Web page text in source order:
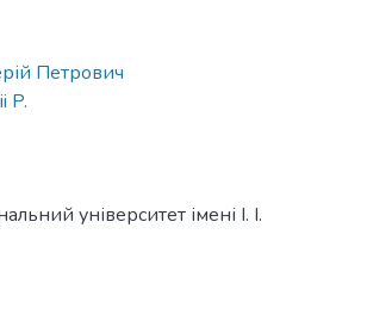
Петрович
P.
університет імені І. І.